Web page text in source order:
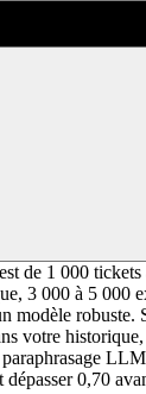
de 1 000 tickets
3 000 à 5 000
modèle robuste.
votre
0,70